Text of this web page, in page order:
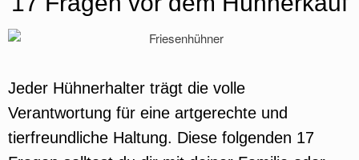
Jeder Hühnerhalter trägt die volle
Verantwortung für eine artgerechte und
tierfreundliche Haltung. Diese folgenden 17